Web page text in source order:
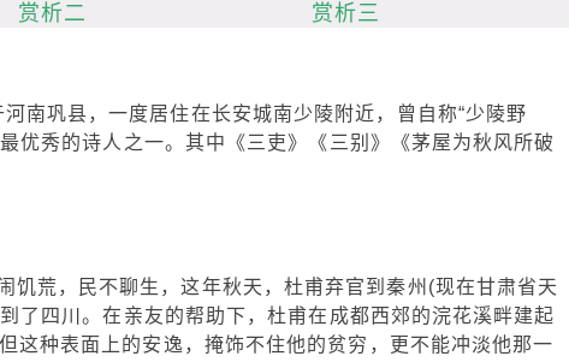
赏析二 赏析三
巩县，一度居住在长安城南少陵附近，曾自称“少陵野
优秀的诗人之一。其中《三吏》《三别》《茅屋为秋风所破
，民不聊生，这年秋天，杜甫弃官到秦州(现在甘肃省天
了四川。在亲友的帮助下，杜甫在成都西郊的浣花溪畔建起
这种表面上的安逸，掩饰不住他的贫穷，更不能冲淡他那一